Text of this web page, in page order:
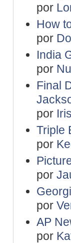
por
How
por
India
por
Final
por
Triple
por
por
por
AP
por